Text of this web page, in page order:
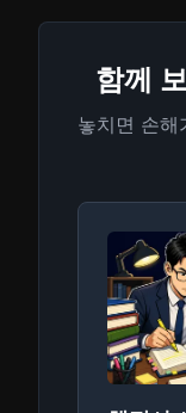
함께
놓치면 손해